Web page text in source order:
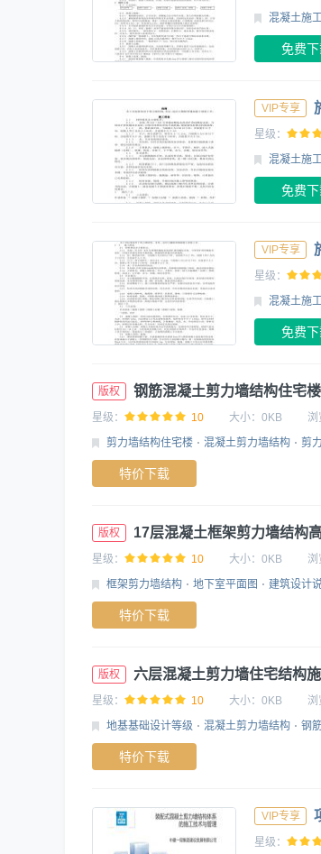
混凝土施
免费
VIP专享
星级：
混凝土施
免费
VIP专享
星级：
混凝土施
免费
版权 钢筋混凝土剪力墙结构住宅
星级： 10 大小： 0KB 浏
剪力墙结构住宅楼
混凝土剪力墙结构 剪
特价下载
版权 17层混凝土框架剪力墙结构
星级： 10 大小： 0KB 浏
框架剪力墙结构
地下室平面图 建筑设计
特价下载
版权 六层混凝土剪力墙住宅结构
星级： 10 大小： 0KB 浏
地基基础设计等级
混凝土剪力墙结构 钢
特价下载
VIP专享
星级：